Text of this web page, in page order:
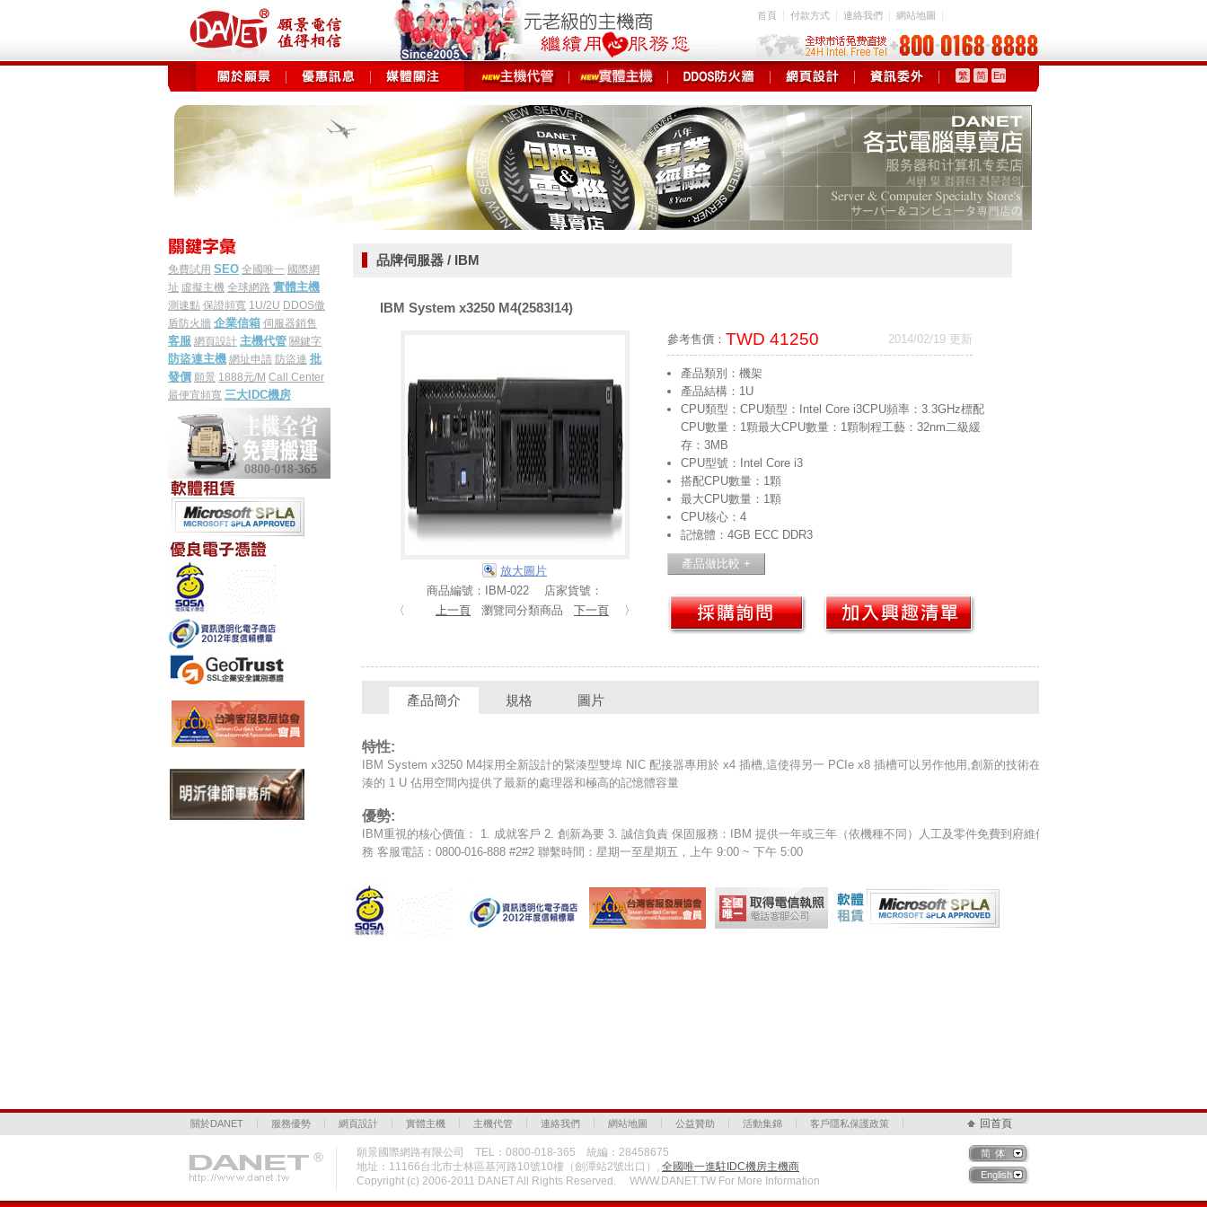
首頁 付款方式 連絡我們 網站地圖
繁 简 En
免費試用 SEO 全國唯一 國際網
址 虛擬主機 全球網路 實體主機
測速點 保證頻寬 1U/2U DDOS傲
盾防火牆 企業信箱 伺服器銷售
客服 網頁設計 主機代管 關鍵字
防盜連主機 網址申請 防盜連 批
發價 願景 1888元/M Call Center
最便宜頻寬 三大IDC機房
品牌伺服器 / IBM
IBM System x3250 M4(2583I14)
放大圖片
商品編號：IBM-022 店家貨號：
〈
上一頁 瀏覽同分類商品 下一頁 〉
參考售價： TWD 41250 2014/02/19 更新
產品類別：機架
產品結構：1U
CPU類型：CPU類型：Intel Core i3CPU頻率：3.3GHz標配
CPU數量：1顆最大CPU數量：1顆制程工藝：32nm二級緩
存：3MB
CPU型號：Intel Core i3
搭配CPU數量：1顆
最大CPU數量：1顆
CPU核心：4
記憶體：4GB ECC DDR3
產品簡介 規格 圖片
特性:
IBM System x3250 M4採用全新設計的緊湊型雙埠 NIC 配接器專用於 x4 插槽,這使得另一 PCIe x8 插槽可以另作他用,創新的技術在緊
湊的 1 U 佔用空間內提供了最新的處理器和極高的記憶體容量
優勢:
IBM重視的核心價值： 1. 成就客戶 2. 創新為要 3. 誠信負責 保固服務：IBM 提供一年或三年（依機種不同）人工及零件免費到府維修服
務 客服電話：0800-016-888 #2#2 聯繫時間：星期一至星期五，上午 9:00 ~ 下午 5:00
關於DANET 服務優勢 網頁設計 實體主機 主機代管 連絡我們 網站地圖 公益贊助 活動集錦 客戶隱私保護政策 回首頁
願景國際網路有限公司 TEL：0800-018-365 統編：28458675
地址：11166台北市士林區基河路10號10樓（劍潭站2號出口）, 全國唯一進駐IDC機房主機商
Copyright (c) 2006-2011 DANET All Rights Reserved. WWW.DANET.TW For More Information
简体
English